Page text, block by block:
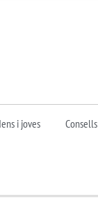
i joves Consells